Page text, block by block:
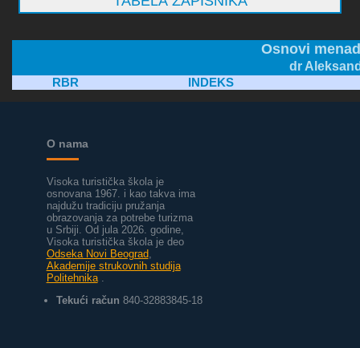
Osnovi
dr
RBR INDEKS
O nama
Visoka turistička škola je
osnovana 1967. i kao takva ima
najdužu tradiciju pružanja
obrazovanja za potrebe turizma
u Srbiji. Od jula 2026. godine,
Visoka turistička škola je deo
Odseka Novi Beograd
Akademije strukovnih studija
Politehnika
Tekući račun 840-32883845-18